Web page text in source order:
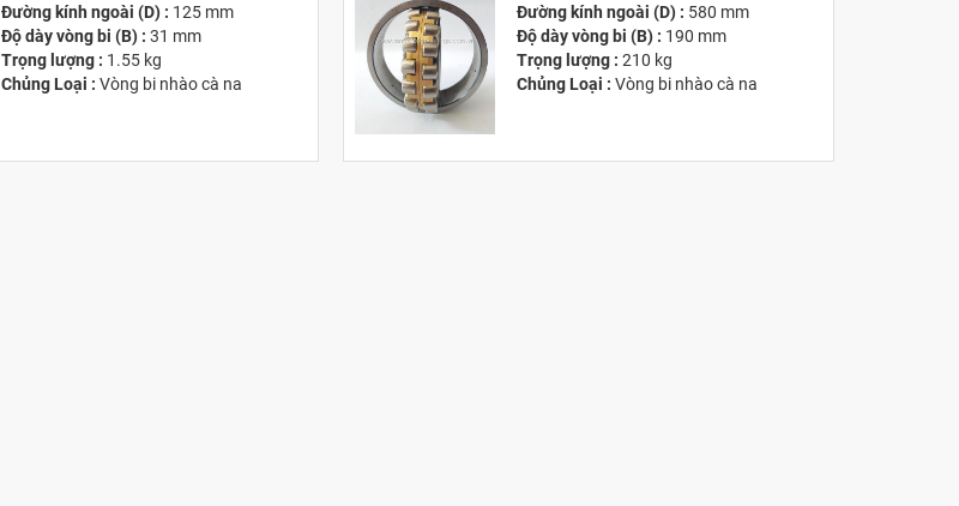
Đường kính ngoài (D) : 125 mm
Độ dày vòng bi (B) : 31 mm
Trọng lượng : 1.55 kg
Chủng Loại :Vòng bi nhào cà na
Đường kính ngoài (D) : 580 mm
Độ dày vòng bi (B) : 190 mm
Trọng lượng : 210 kg
Chủng Loại :Vòng bi nhào cà na